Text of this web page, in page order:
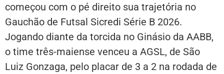
começou com o pé direito sua trajetória no
Gauchão de Futsal Sicredi Série B 2026.
Jogando diante da torcida no Ginásio da AABB,
o time três-maiense venceu a AGSL, de São
Luiz Gonzaga, pelo placar de 3 a 2 na rodada de